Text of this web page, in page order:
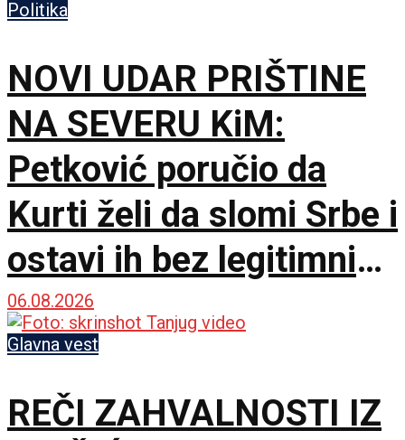
Politika
NOVI UDAR PRIŠTINE
NA SEVERU KiM:
Petković poručio da
Kurti želi da slomi Srbe i
ostavi ih bez legitimnih
predstavnika
06.08.2026
Glavna vest
REČI ZAHVALNOSTI IZ